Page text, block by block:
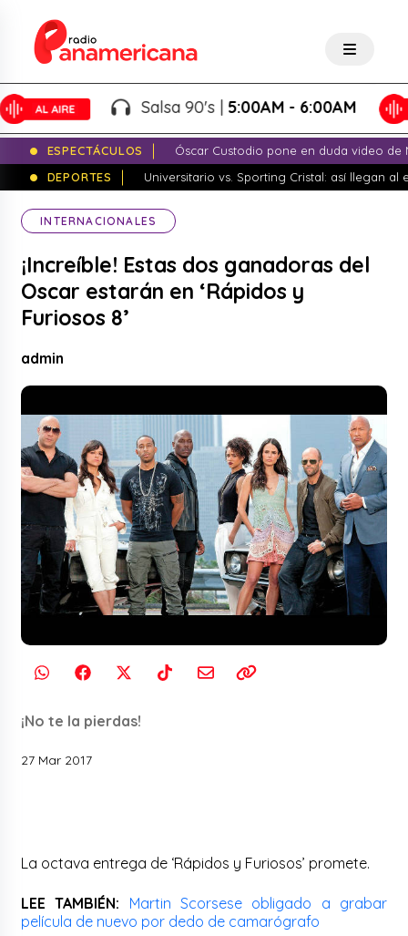
Salsa 90's |5:00AM - 6:00AM
ESPECTÁCULOS
Óscar Custodio pone en duda video de
DEPORTES
Universitario vs. Sporting Cristal: así llegan al
INTERNACIONALES
¡Increíble! Estas dos ganadoras del
Oscar estarán en ‘Rápidos y
Furiosos 8’
admin
¡No te la pierdas!
27 Mar 2017
La octava entrega de ‘Rápidos y Furiosos’ promete.
LEE TAMBIÉN:
Martin Scorsese obligado a grabar
película de nuevo por dedo de camarógrafo